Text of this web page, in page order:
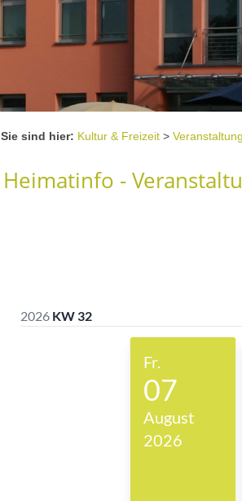
Sie sind hier: Kultur & Freizeit >
Heimatinfo -